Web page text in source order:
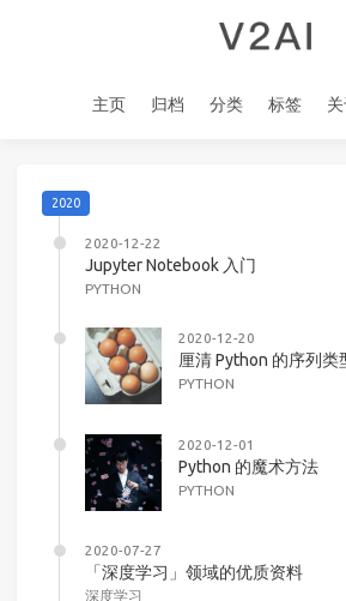
主页 归档 分类 标签
2020
2020-12-22
Jupyter Notebook 入门
PYTHON
2020-12-20
厘清 Python 的序列类
PYTHON
2020-12-01
Python 的魔术方法
PYTHON
2020-07-27
「深度学习」领域的优质资料
深度学习